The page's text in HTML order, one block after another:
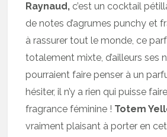
Raynaud, c’est un cocktail
de notes d’agrumes punchy et
à rassurer tout le monde, ce
totalement mixte, d’ailleurs ses
pourraient faire penser à un
hésiter, il n’y a rien qui puisse
fragrance féminine ! Totem
vraiment plaisant à porter en